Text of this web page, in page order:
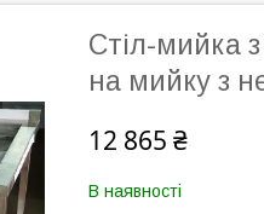
Стіл-мийка
на мийку з
12 865 ₴
В наявності